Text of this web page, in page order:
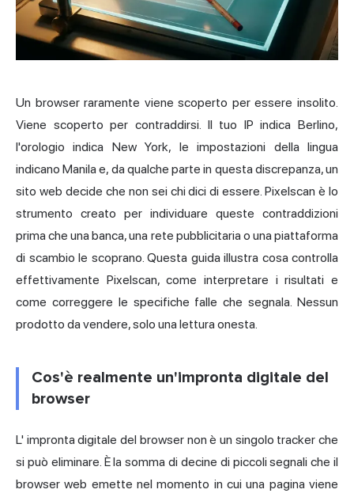
Un browser raramente viene scoperto per essere insolito.
Viene scoperto per contraddirsi. Il tuo IP indica Berlino,
l'orologio indica New York, le impostazioni della lingua
indicano Manila e, da qualche parte in questa discrepanza, un
sito web decide che non sei chi dici di essere. Pixelscan è lo
strumento creato per individuare queste contraddizioni
prima che una banca, una rete pubblicitaria o una piattaforma
di scambio le scoprano. Questa guida illustra cosa controlla
effettivamente Pixelscan, come interpretare i risultati e
come correggere le specifiche falle che segnala. Nessun
prodotto da vendere, solo una lettura onesta.
Cos'è realmente un'impronta digitale del
browser
L' impronta digitale del browsernon è un singolo tracker che
si può eliminare. È la somma di decine di piccoli segnali che il
browser web emette nel momento in cui una pagina viene